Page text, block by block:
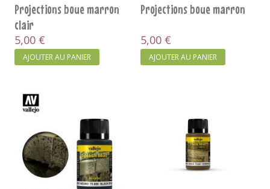
Projections boue marron
clair
5,00 €
AJOUTER AU PANIER
Projections boue marron
5,00 €
AJOUTER AU PANIER